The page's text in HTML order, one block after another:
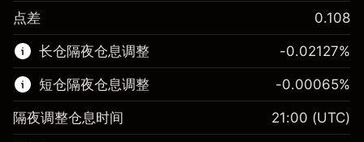
该金融市场可进行差价合约交易。
了解更多:
差价合约
点差 0.108
长仓隔夜仓息调整 -0.02127%
短仓隔夜仓息调整 -0.00065%
隔夜调整仓息时间 21:00 (UTC)